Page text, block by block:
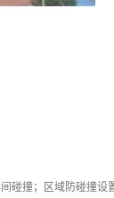
碰撞；区域防碰撞设